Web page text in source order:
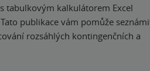
tabulkovým kalkulátorem Excel
publikace vám pomůže
rozsáhlých kontingenčních a